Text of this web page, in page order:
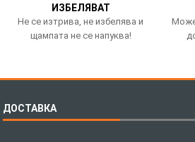
ИЗБЕЛЯВАТ
Не се изтрива, не избелява и
щампата не се напуква!
ДОСТАВКА